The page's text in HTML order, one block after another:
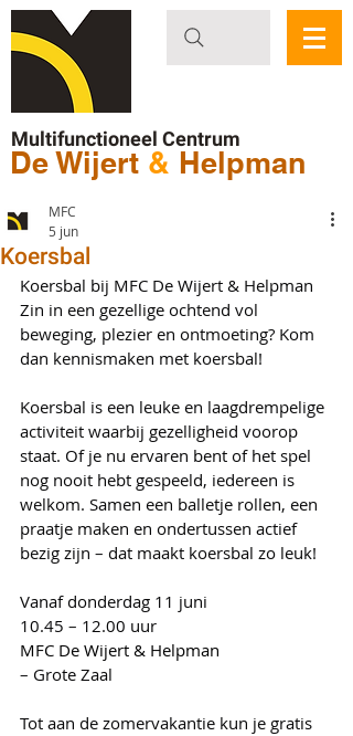
Multifunctioneel Centrum
De Wijert & Helpman
Koersbal
MFC
5 jun
Koersbal bij MFC De Wijert & Helpman
Zin in een gezellige ochtend vol
beweging, plezier en ontmoeting? Kom
dan kennismaken met koersbal!
Koersbal is een leuke en laagdrempelige
activiteit waarbij gezelligheid voorop
staat. Of je nu ervaren bent of het spel
nog nooit hebt gespeeld, iedereen is
welkom. Samen een balletje rollen, een
praatje maken en ondertussen actief
bezig zijn – dat maakt koersbal zo leuk!
Vanaf donderdag 11 juni
10.45 – 12.00 uur
MFC De Wijert & Helpman
– Grote Zaal
Tot aan de zomervakantie kun je gratis